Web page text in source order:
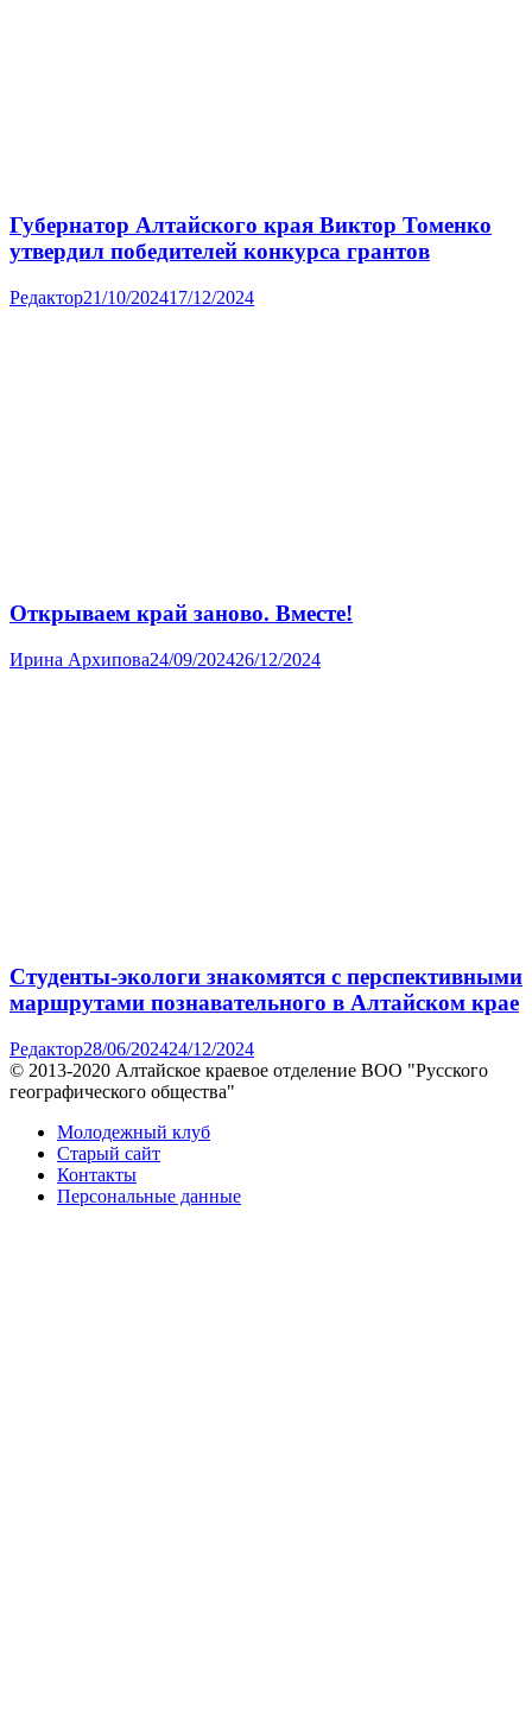
Губернатор Алтайского края Виктор Томенко
утвердил победителей конкурса грантов
Редактор21/10/202417/12/2024
Открываем край заново. Вместе!
Ирина Архипова24/09/202426/12/2024
Студенты-экологи знакомятся с перспективными
маршрутами познавательного в Алтайском крае
Редактор28/06/202424/12/2024
© 2013-2020 Алтайское краевое отделение BOO "Русского
географического общества"
Молодежный клуб
Старый сайт
Контакты
Персональные данные